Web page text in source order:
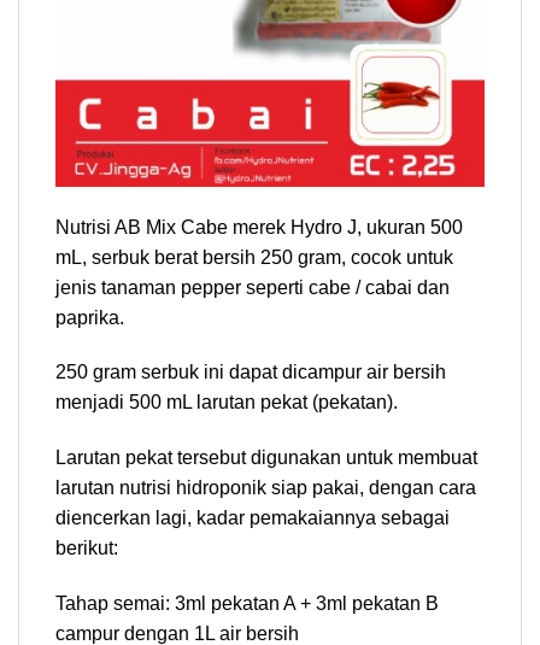
Nutrisi AB Mix Cabe merek Hydro J, ukuran 500
mL, serbuk berat bersih 250 gram, cocok untuk
jenis tanaman pepper seperti cabe / cabai dan
paprika.
250 gram serbuk ini dapat dicampur air bersih
menjadi 500 mL larutan pekat (pekatan).
Larutan pekat tersebut digunakan untuk membuat
larutan nutrisi hidroponik siap pakai, dengan cara
diencerkan lagi, kadar pemakaiannya sebagai
berikut:
Tahap semai: 3ml pekatan A + 3ml pekatan B
campur dengan 1L air bersih